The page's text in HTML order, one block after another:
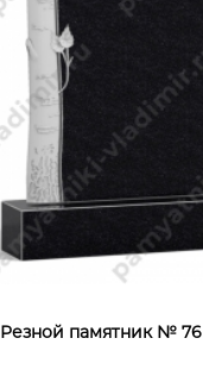
Резной памятник № 76